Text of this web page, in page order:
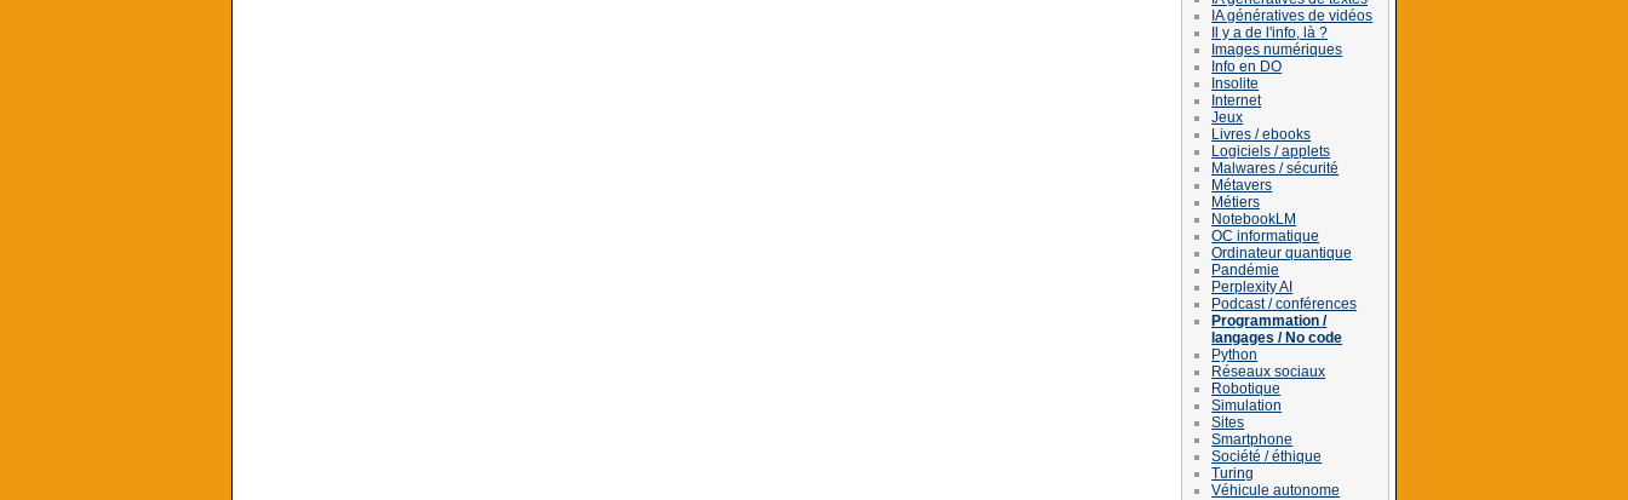
IA génératives de vidéos
Il y a de l'info, là ?
Images numériques
Info en DO
Insolite
Internet
Jeux
Livres / ebooks
Logiciels / applets
Malwares / sécurité
Métavers
Métiers
NotebookLM
OC informatique
Ordinateur quantique
Pandémie
Perplexity AI
Podcast / conférences
Programmation /
langages / No code
Python
Réseaux sociaux
Robotique
Simulation
Sites
Smartphone
Société / éthique
Turing
Véhicule autonome